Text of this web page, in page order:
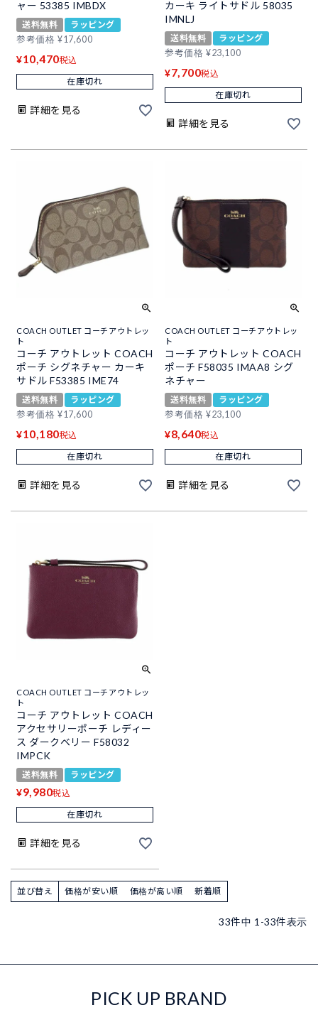
ャー 53385 IMBDX
送料無料
ラッピング
参考価格 ¥17,600
¥10,470税込
在庫切れ
詳細を見る
カーキ ライトサドル 58035
IMNLJ
送料無料
ラッピング
参考価格 ¥23,100
¥7,700税込
在庫切れ
詳細を見る
COACH OUTLET コーチアウトレッ
ト
コーチ アウトレット COACH
ポーチ シグネチャー カーキ
サドル F53385 IME74
送料無料
ラッピング
参考価格 ¥17,600
¥10,180税込
在庫切れ
詳細を見る
COACH OUTLET コーチアウトレッ
ト
コーチ アウトレット COACH
ポーチ F58035 IMAA8 シグ
ネチャー
送料無料
ラッピング
参考価格 ¥23,100
¥8,640税込
在庫切れ
詳細を見る
COACH OUTLET コーチアウトレッ
ト
コーチ アウトレット COACH
アクセサリーポーチ レディー
ス ダークベリー F58032
IMPCK
送料無料 ラッピング
¥9,980税込
在庫切れ
詳細を見る
並び替え 価格が安い順 価格が高い順 新着順
33件中 1 -33件表示
PICK UP BRAND